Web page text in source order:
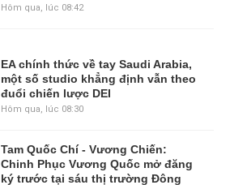
Hôm qua, lúc 08:42
EA chính thức về tay Saudi Arabia,
một số studio khẳng định vẫn theo
đuổi chiến lược DEI
Hôm qua, lúc 08:30
Tam Quốc Chí - Vương Chiến:
Chinh Phục Vương Quốc mở đăng
ký trước tại sáu thị trường Đông